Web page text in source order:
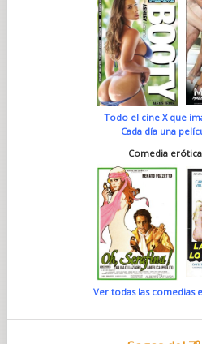
Todo el cine X que
Cada día una
Comedia
Ver todas las comedias